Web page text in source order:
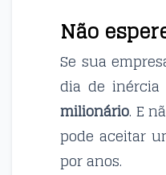
Não
Se sua
dia de
milionário. E
pode aceitar
por anos.